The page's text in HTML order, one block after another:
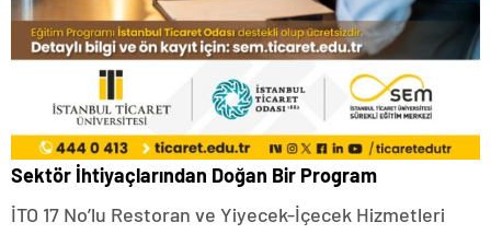
Sektör İhtiyaçlarından Doğan Bir Program
İTO 17 No’lu Restoran ve Yiyecek-İçecek Hizmetleri